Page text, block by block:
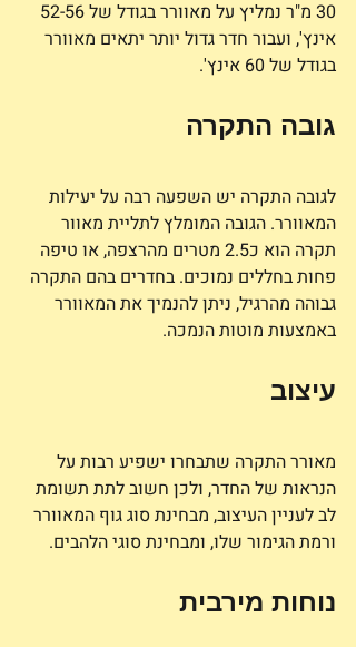
אינץ', ועבור חדר גדול יותר יתאים מאוורר
בגודל של 60 אינץ'.
גובה התקרה
לגובה התקרה יש השפעה רבה על יעילות
המאוורר. הגובה המומלץ לתליית מאוור
תקרה הוא כ2.5 מטרים מהרצפה, או טיפה
פחות בחללים נמוכים. בחדרים בהם התקרה
גבוהה מהרגיל, ניתן להנמיך את המאוורר
באמצעות מוטות הנמכה.
עיצוב
מאורר התקרה שתבחרו ישפיע רבות על
הנראות של החדר, ולכן חשוב לתת תשומת
לב לעניין העיצוב, מבחינת סוג גוף המאוורר
ורמת הגימור שלו, ומבחינת סוגי הלהבים.
נוחות מירבית